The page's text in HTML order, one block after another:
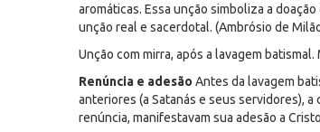
aromáticas. Essa unção simboliza a
unção real e sacerdotal. (Ambrósio de
Unção com mirra, após a lavagem
Renúncia e adesão Antes da lavagem
anteriores (a Satanás e seus servidores),
renúncia, manifestavam sua adesão a